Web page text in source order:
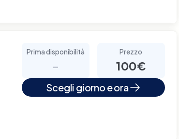
Prima disponibilità
-
Prezzo
100€
Scegli giorno e ora